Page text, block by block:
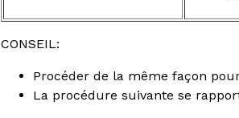
CONSEIL:
Procéder de la même façon
La procédure suivante se